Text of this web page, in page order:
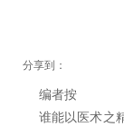
分享到：
编者按
谁能以医术之